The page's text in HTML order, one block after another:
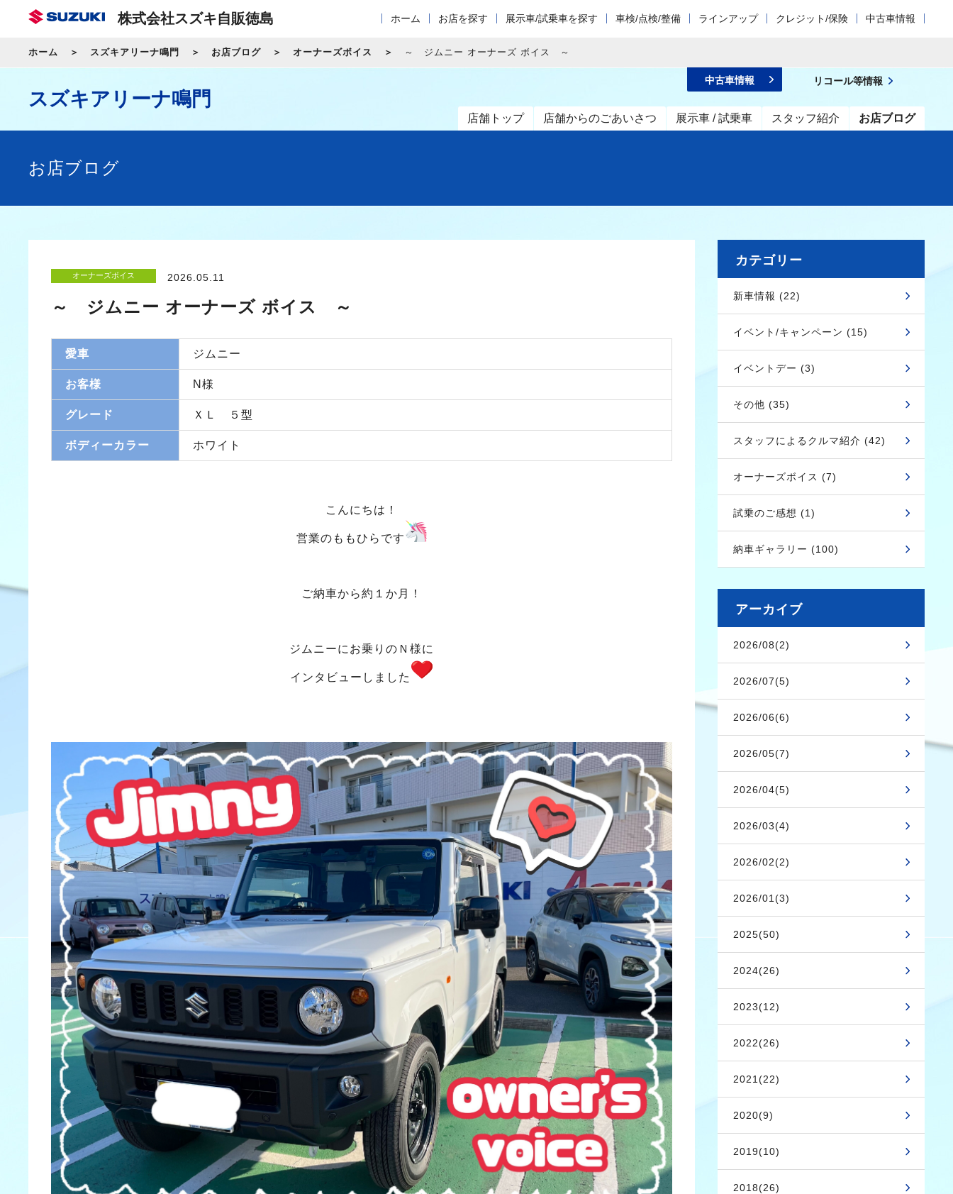
株式会社スズキ自販徳島 ホーム お店を探す 展示車/試乗車を探す 車検/点検/整備 ラインアップ クレジット/保険 中古車情報
ホーム スズキアリーナ鳴門 お店ブログ オーナーズボイス ～ ジムニー オーナーズ ボイス ～
スズキアリーナ鳴門
店舗トップ 店舗からのごあいさつ 展示車 / 試乗車 スタッフ紹介 お店ブログ
中古車情報 リコール等情報
お店ブログ
オーナーズボイス 2026.05.11
～ ジムニー オーナーズ ボイス ～
愛車 ジムニー
お客様 N様
グレード ＸＬ ５型
ボディーカラー ホワイト
こんにちは！
営業のももひらです
ご納車から約１か月！
ジムニーにお乗りのＮ様に
インタビューしました
カテゴリー
新車情報 (22)
イベント/キャンペーン (15)
イベントデー (3)
その他 (35)
スタッフによるクルマ紹介 (42)
オーナーズボイス (7)
試乗のご感想 (1)
納車ギャラリー (100)
アーカイブ
2026/08(2)
2026/07(5)
2026/06(6)
2026/05(7)
2026/04(5)
2026/03(4)
2026/02(2)
2026/01(3)
2025(50)
2024(26)
2023(12)
2022(26)
2021(22)
2020(9)
2019(10)
2018(26)